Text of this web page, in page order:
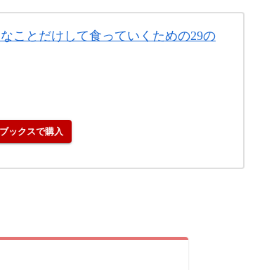
ことだけして食っていくための29の
ックスで購入